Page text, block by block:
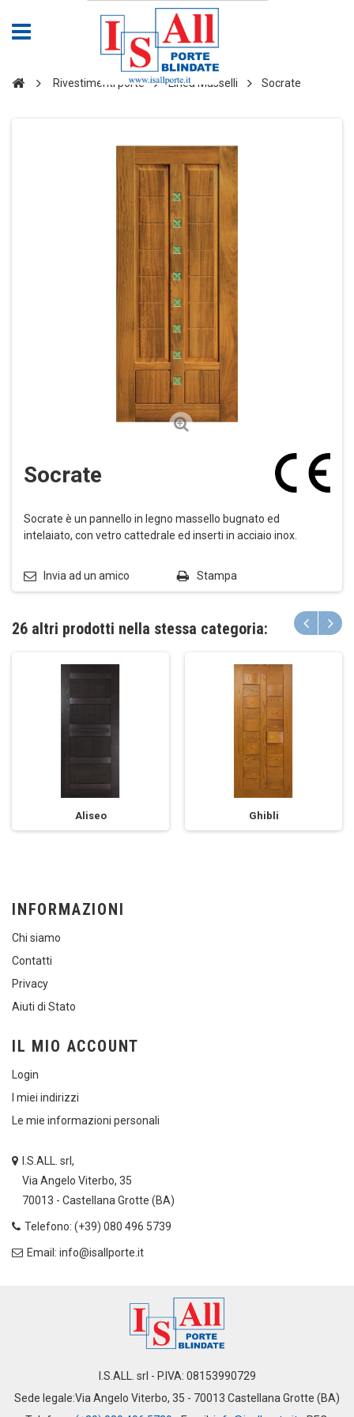
Rivestimenti porte Linea Masselli Socrate
Socrate
Socrate è un pannello in legno massello bugnato ed
intelaiato, con vetro cattedrale ed inserti in acciaio inox.
Invia ad un amico Stampa
26 altri prodotti nella stessa categoria:
Aliseo Ghibli
INFORMAZIONI
Chi siamo
Contatti
Privacy
Aiuti di Stato
IL MIO ACCOUNT
Login
I miei indirizzi
Le mie informazioni personali
I.S.ALL. srl,
Via Angelo Viterbo, 35
70013 - Castellana Grotte (BA)
Telefono: (+39) 080 496 5739
Email: info@isallporte.it
I.S.ALL. srl - P.IVA: 08153990729
Sede legale:Via Angelo Viterbo, 35 - 70013 Castellana Grotte (BA)